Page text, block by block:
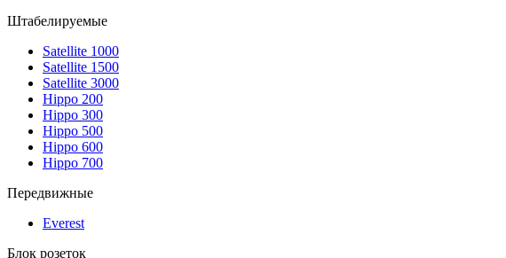
Штабелируемые
Satellite 1000
Satellite 1500
Satellite 3000
Hippo 200
Hippo 300
Hippo 500
Hippo 600
Hippo 700
Передвижные
Everest
Блок розеток